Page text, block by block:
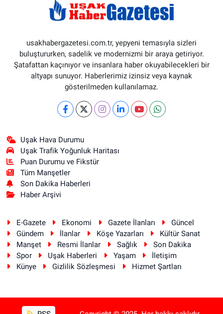
usakhabergazetesi.com.tr, yepyeni temasıyla sizleri
buluştururken, sadelik ve modernizmi bir araya getiriyor.
Şatafattan kaçınıyor ve insanlara haber okuyabilecekleri bir
altyapı sunuyor. Haberlerimiz izinsiz veya kaynak
gösterilmeden kullanılamaz.
Uşak Hava Durumu
Uşak Trafik Yoğunluk Haritası
Puan Durumu ve Fikstür
Tüm Manşetler
Son Dakika Haberleri
Haber Arşivi
E-Gazete Ekonomi Gazete İlanları
Güncel
Gündem
İlanlar Köşe Yazarları
Kültür Sanat
Manşet
Resmi İlanlar Sağlık
Son Dakika
Spor
Uşak Haberleri Yaşam
İletişim
Künye
Gizlilik Sözleşmesi Hizmet Şartları